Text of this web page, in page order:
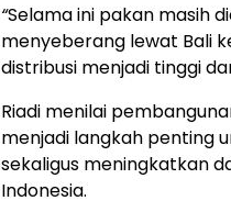
“Selama ini pakan masih
menyeberang lewat Bali
distribusi menjadi tinggi
Riadi menilai
menjadi langkah penting
sekaligus meningkatkan
Indonesia.